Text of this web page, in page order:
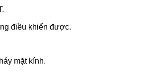
điều khiển được.
mặt kính.